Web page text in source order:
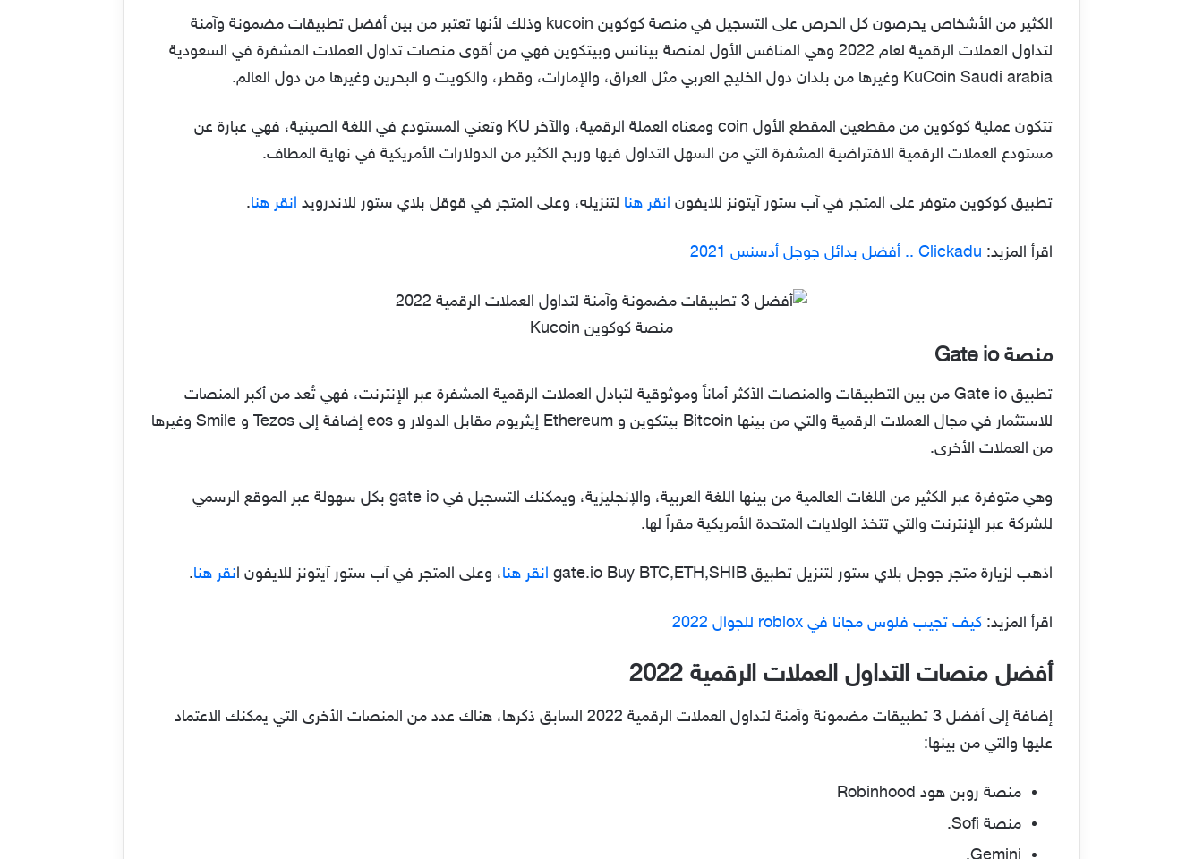
الكثير من الأشخاص يحرصون كل الحرص على التسجيل في منصة كوكوين kucoin وذلك لأنها تعتبر من بين أفضل تطبيقات مضمونة وآمنة
لتداول العملات الرقمية لعام 2022 وهي المنافس الأول لمنصة بينانس وبيتكوين فهي من أقوى منصات تداول العملات المشفرة في السعودية
KuCoin Saudi arabia وغيرها من بلدان دول الخليج العربي مثل العراق، والإمارات، وقطر، والكويت و البحرين وغيرها من دول العالم.
تتكون عملية كوكوين من مقطعين المقطع الأول coin ومعناه العملة الرقمية، والآخر KU وتعني المستودع في اللغة الصينية، فهي عبارة عن
مستودع العملات الرقمية الافتراضية المشفرة التي من السهل التداول فيها وربح الكثير من الدولارات الأمريكية في نهاية المطاف.
تطبيق كوكوين متوفر على المتجر في آب ستور آيتونز للايفون انقر هنا لتنزيله، وعلى المتجر في قوقل بلاي ستور للاندرويد انقر هنا.
اقرأ المزيد: Clickadu .. أفضل بدائل جوجل أدسنس 2021
منصة كوكوين Kucoin
منصة Gate io
تطبيق Gate io من بين التطبيقات والمنصات الأكثر أماناً وموثوقية لتبادل العملات الرقمية المشفرة عبر الإنترنت، فهي تُعد من أكبر المنصات
للاستثمار في مجال العملات الرقمية والتي من بينها Bitcoin بيتكوين و Ethereum إيثريوم مقابل الدولار و eos إضافة إلى Tezos و Smile وغيرها
من العملات الأخرى.
وهي متوفرة عبر الكثير من اللغات العالمية من بينها اللغة العربية، والإنجليزية، ويمكنك التسجيل في gate io بكل سهولة عبر الموقع الرسمي
للشركة عبر الإنترنت والتي تتخذ الولايات المتحدة الأمريكية مقراً لها.
اذهب لزيارة متجر جوجل بلاي ستور لتنزيل تطبيق gate.io Buy BTC,ETH,SHIB‏ انقر هنا، وعلى المتجر في آب ستور آيتونز للايفون انقر هنا.
اقرأ المزيد: كيف تجيب فلوس مجانا في roblox للجوال 2022
أفضل منصات التداول العملات الرقمية 2022
إضافة إلى أفضل 3 تطبيقات مضمونة وآمنة لتداول العملات الرقمية 2022 السابق ذكرها، هناك عدد من المنصات الأخرى التي يمكنك الاعتماد
عليها والتي من بينها:
منصة روبن هود Robinhood
منصة Sofi.